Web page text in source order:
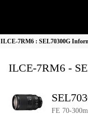
ILCE-7RM6 : SEL70300G
ILCE-7RM6 -
FE 70-